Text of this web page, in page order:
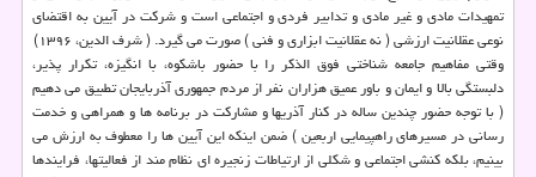
تمهیدات مادی و غیر مادی و تدابیر فردی و اجتماعی است و شركت در آیین به اقتضای
نوعی عقلانیت ارزشی ( نه عقلانیت ابزاری و فنی ) صورت می گیرد. ( شرف الدین، ۱۳۹۶)
وقتی مفاهیم جامعه شناختی فوق الذكر را با حضور باشكوه، با انگیزه، تكرار پذیر،
دلبستگی بالا و ایمان و باور عمیق هزاران نفر از مردم جمهوری آذربایجان تطبیق می دهیم
( با توجه حضور چندین ساله در كنار آذریها و مشاركت در برنامه ها و همراهی و خدمت
رسانی در مسیرهای راهپیمایی اربعین ) ضمن اینكه این آیین ها را معطوف به ارزش می
بینیم، بلكه كنشی اجتماعی و شكلی از ارتیاطات زنجیره ای نظام مند از فعالیتها، فرایندها